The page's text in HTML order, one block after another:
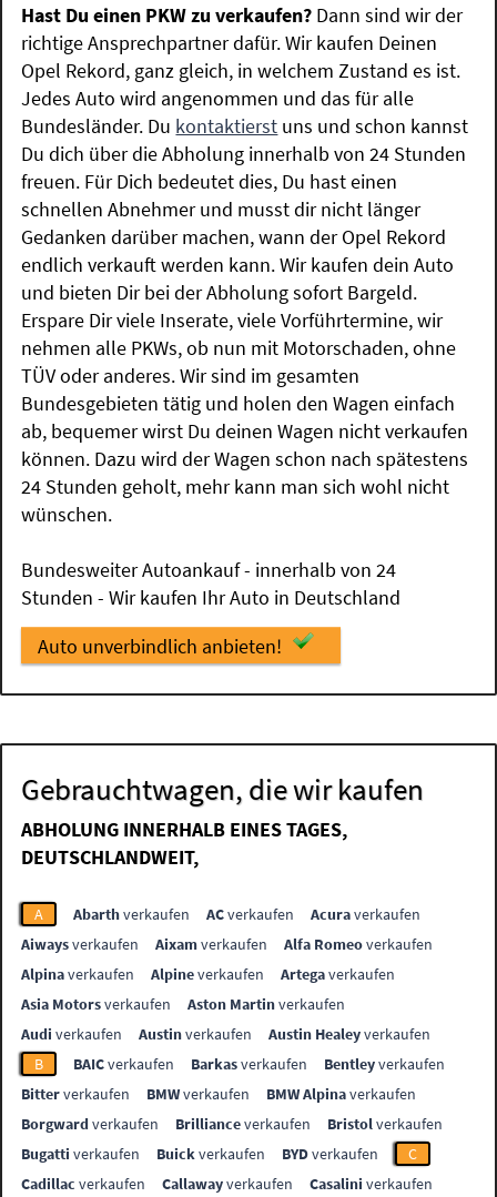
Hast Du einen PKW zu verkaufen? Dann sind wir der
richtige Ansprechpartner dafür. Wir kaufen Deinen
Opel Rekord, ganz gleich, in welchem Zustand es ist.
Jedes Auto wird angenommen und das für alle
Bundesländer. Du kontaktierst uns und schon kannst
Du dich über die Abholung innerhalb von 24 Stunden
freuen. Für Dich bedeutet dies, Du hast einen
schnellen Abnehmer und musst dir nicht länger
Gedanken darüber machen, wann der Opel Rekord
endlich verkauft werden kann. Wir kaufen dein Auto
und bieten Dir bei der Abholung sofort Bargeld.
Erspare Dir viele Inserate, viele Vorführtermine, wir
nehmen alle PKWs, ob nun mit Motorschaden, ohne
TÜV oder anderes. Wir sind im gesamten
Bundesgebieten tätig und holen den Wagen einfach
ab, bequemer wirst Du deinen Wagen nicht verkaufen
können. Dazu wird der Wagen schon nach spätestens
24 Stunden geholt, mehr kann man sich wohl nicht
wünschen.
Bundesweiter Autoankauf - innerhalb von 24
Stunden - Wir kaufen Ihr Auto in Deutschland
Auto unverbindlich anbieten!
Gebrauchtwagen, die wir kaufen
ABHOLUNG INNERHALB EINES TAGES,
DEUTSCHLANDWEIT,
A Abarthverkaufen ACverkaufen Acuraverkaufen
Aiwaysverkaufen Aixamverkaufen Alfa Romeoverkaufen
Alpinaverkaufen Alpineverkaufen Artegaverkaufen
Asia Motorsverkaufen Aston Martinverkaufen
Audi verkaufen Austinverkaufen Austin Healeyverkaufen
B
BAICverkaufen Barkasverkaufen Bentleyverkaufen
Bitterverkaufen BMWverkaufen BMW Alpinaverkaufen
Borgwardverkaufen Brillianceverkaufen Bristolverkaufen
Bugatti verkaufen Buickverkaufen BYDverkaufen
C
Cadillac verkaufen Callawayverkaufen Casalini verkaufen